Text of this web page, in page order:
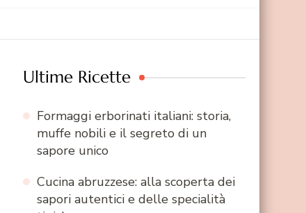
Ultime Ricette
Formaggi erborinati italiani: storia,
muffe nobili e il segreto di un
sapore unico
Cucina abruzzese: alla scoperta dei
sapori autentici e delle specialità